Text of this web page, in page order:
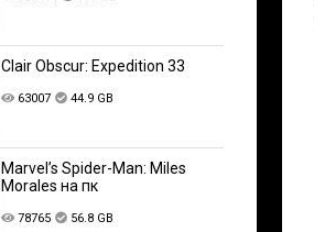
Clair Obscur: Expedition 33
63007 44.9 GB
Marvel’s Spider-Man: Miles
Morales на пк
78765 56.8 GB